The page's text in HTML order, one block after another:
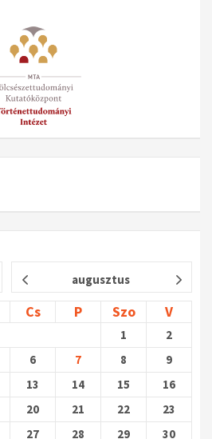
augusztus
Cs P Szo V
1
2
6 7 8
9
13 14 15
16
20 21 22
23
27 28 29 30